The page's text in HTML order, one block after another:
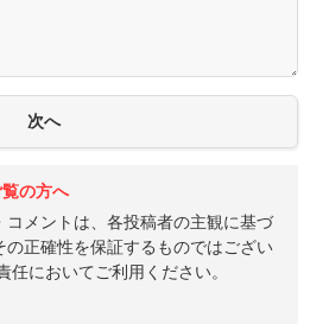
の方へ
コメントは、各投稿者の主観に基づ
の正確性を保証するものではござい
任においてご利用ください。